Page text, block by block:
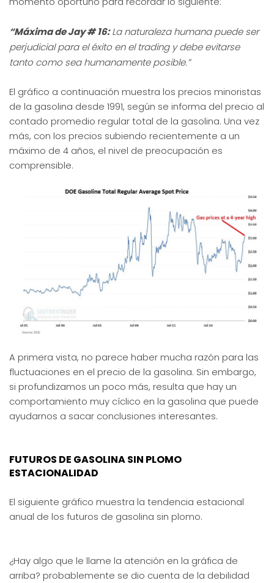
“Máxima de Jay # 16:La naturaleza humana puede ser
perjudicial para el éxito en el trading y debe evitarse
tanto como sea humanamente posible.”
El gráfico a continuación muestra los precios minoristas
de la gasolina desde 1991, según se informa del precio al
contado promedio regular total de la gasolina. Una vez
más, con los precios subiendo recientemente a un
máximo de 4 años, el nivel de preocupación es
comprensible.
A primera vista, no parece haber mucha razón para las
fluctuaciones en el precio de la gasolina. Sin embargo,
si profundizamos un poco más, resulta que hay un
comportamiento muy cíclico en la gasolina que puede
ayudarnos a sacar conclusiones interesantes.
FUTUROS DE GASOLINA SIN PLOMO
ESTACIONALIDAD
El siguiente gráfico muestra la tendencia estacional
anual de los futuros de gasolina sin plomo.
¿Hay algo que le llame la atención en la gráfica de
arriba? probablemente se dio cuenta de la debilidad